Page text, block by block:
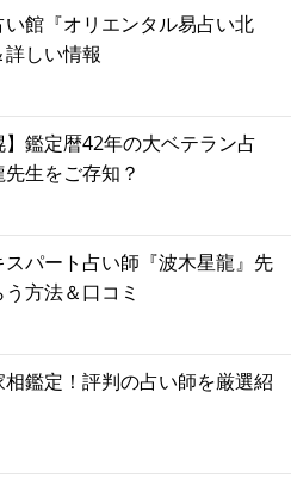
館『オリエンタル易占い北
しい情報
】鑑定暦42年の大ベテラン占
生をご存知？
パート占い師『波木星龍』先
方法＆口コミ
鑑定！評判の占い師を厳選紹